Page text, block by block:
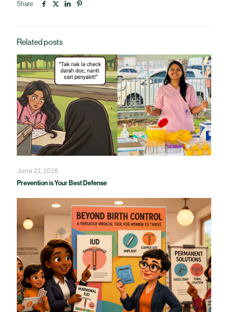
Share
Related posts
June 22, 2026
Prevention is Your Best Defense